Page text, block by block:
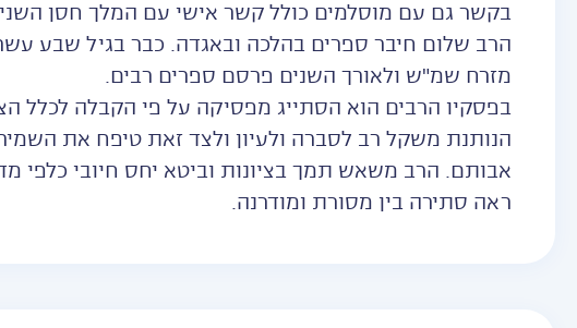
בקשר גם עם מוסלמים כולל קשר אישי עם המלך חסן
הרב שלום חיבר ספרים בהלכה ובאגדה. כבר בגיל שבע
מזרח שמ"ש ולאורך השנים פרסם ספרים רבים.
בפסקיו הרבים הוא הסתייג מפסיקה על פי הקבלה לכלל
הנותנת משקל רב לסברה ולעיון ולצד זאת טיפח את
אבותם. הרב משאש תמך בציונות וביטא יחס חיובי כלפי
ראה סתירה בין מסורת ומודרנה.